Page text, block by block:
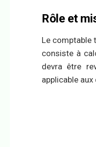
Rôle et
Le comptable
consiste à
devra être
applicable